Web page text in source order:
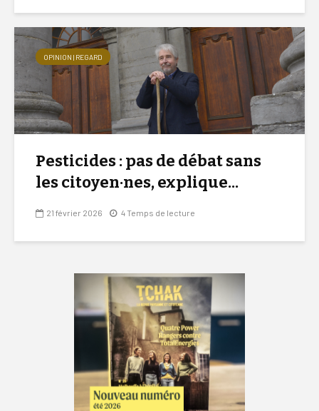
OPINION | REGARD
Pesticides : pas de débat sans
les citoyen·nes, explique...
21 février 2026 4 Temps de lecture